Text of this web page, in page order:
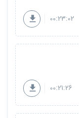
00:23:02
00:21:26